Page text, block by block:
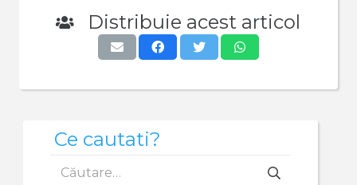
Distribuie acest articol
Ce cautati?
după: